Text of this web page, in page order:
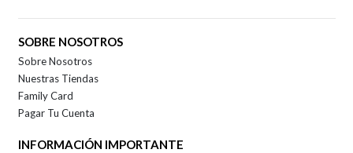
SOBRE NOSOTROS
Sobre Nosotros
Nuestras Tiendas
Family Card
Pagar Tu Cuenta
INFORMACIÓN IMPORTANTE